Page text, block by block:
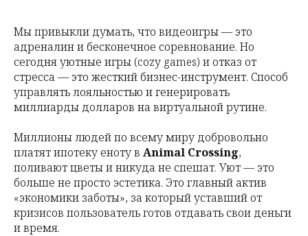
Мы привыкли думать, что видеоигры — это
адреналин и бесконечное соревнование. Но
сегодня уютные игры (cozy games) и отказ от
стресса — это жесткий бизнес-инструмент. Способ
управлять лояльностью и генерировать
миллиарды долларов на виртуальной рутине.
Миллионы людей по всему миру добровольно
платят ипотеку еноту в Animal Crossing,
поливают цветы и никуда не спешат. Уют — это
больше не просто эстетика. Это главный актив
«экономики заботы», за который уставший от
кризисов пользователь готов отдавать свои деньги
и время.